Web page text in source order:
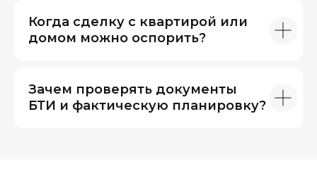
Когда сделку с квартирой или
домом можно оспорить?
Зачем проверять документы
БТИ и фактическую планировку?